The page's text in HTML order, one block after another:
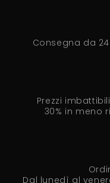
Consegna da
Prezzi
30% in meno
Dal lunedì al